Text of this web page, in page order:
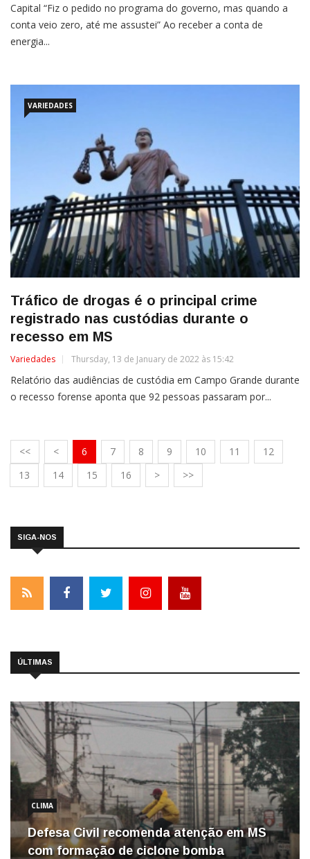
Capital “Fiz o pedido no programa do governo, mas quando a
conta veio zero, até me assustei” Ao receber a conta de
energia...
VARIEDADES
Tráfico de drogas é o principal crime
registrado nas custódias durante o
recesso em MS
Variedades Thursday, 13 de January de 2022 às 15:42
Relatório das audiências de custódia em Campo Grande durante
o recesso forense aponta que 92 pessoas passaram por...
<< < 6 7 8 9 10 11
12
13
14 15 16 > >>
SIGA-NOS
ÚLTIMAS
CLIMA
Defesa Civil recomenda atenção em MS
com formação de ciclone bomba